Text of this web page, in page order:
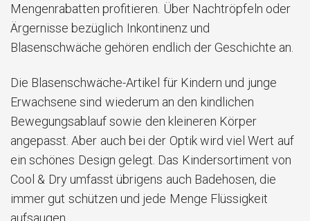
Mengenrabatten profitieren. Über Nachtröpfeln oder
Ärgernisse bezüglich Inkontinenz und
Blasenschwäche gehören endlich der Geschichte an.
Die Blasenschwäche-Artikel für Kindern und junge
Erwachsene sind wiederum an den kindlichen
Bewegungsablauf sowie den kleineren Körper
angepasst. Aber auch bei der Optik wird viel Wert auf
ein schönes Design gelegt. Das Kindersortiment von
Cool & Dry umfasst übrigens auch Badehosen, die
immer gut schützen und jede Menge Flüssigkeit
aufsaugen.